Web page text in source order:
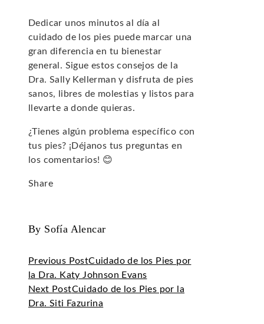
Dedicar unos minutos al día al
cuidado de los pies puede marcar una
gran diferencia en tu bienestar
general. Sigue estos consejos de la
Dra. Sally Kellerman y disfruta de pies
sanos, libres de molestias y listos para
llevarte a donde quieras.
¿Tienes algún problema específico con
tus pies? ¡Déjanos tus preguntas en
los comentarios! 😊
Share
By Sofía Alencar
Previous PostCuidado de los Pies por
la Dra. Katy Johnson Evans
Next PostCuidado de los Pies por la
Dra. Siti Fazurina